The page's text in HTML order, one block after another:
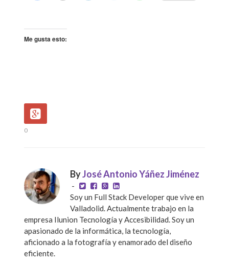
Me gusta esto:
0
ByJosé Antonio Yáñez Jiménez
-
Soy un Full Stack Developer que vive en
Valladolid. Actualmente trabajo en la
empresa Ilunion Tecnología y Accesibilidad. Soy un
apasionado de la informática, la tecnología,
aficionado a la fotografía y enamorado del diseño
eficiente.